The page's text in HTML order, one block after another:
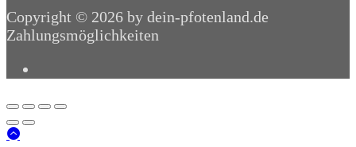
Copyright © 2026 by dein-pfotenland.de
Zahlungsmöglichkeiten